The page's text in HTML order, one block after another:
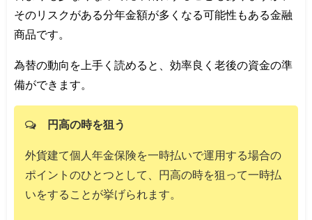
そのリスクがある分年金額が多くなる可能性もある金融
商品です。
為替の動向を上手く読めると、効率良く老後の資金の準
備ができます。
円高の時を狙う
外貨建て個人年金保険を一時払いで運用する場合の
ポイントのひとつとして、円高の時を狙って一時払
いをすることが挙げられます。